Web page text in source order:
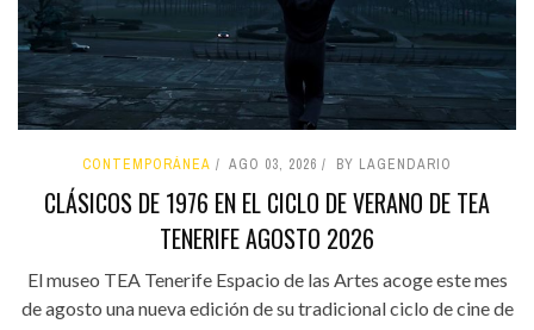
CONTEMPORÁNEA AGO 03, 2026 BY LAGENDARIO
CLÁSICOS DE 1976 EN EL CICLO DE VERANO DE TEA
TENERIFE AGOSTO 2026
El museo TEA Tenerife Espacio de las Artes acoge este mes
de agosto una nueva edición de su tradicional ciclo de cine de